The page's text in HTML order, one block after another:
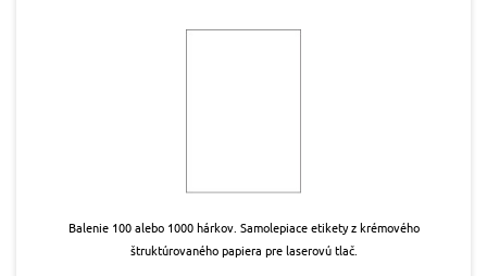
Balenie 100 alebo 1000 hárkov. Samolepiace etikety z krémového
štruktúrovaného papiera pre laserovú tlač.